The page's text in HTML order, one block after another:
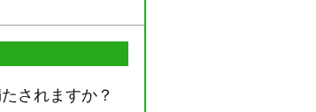
されますか？